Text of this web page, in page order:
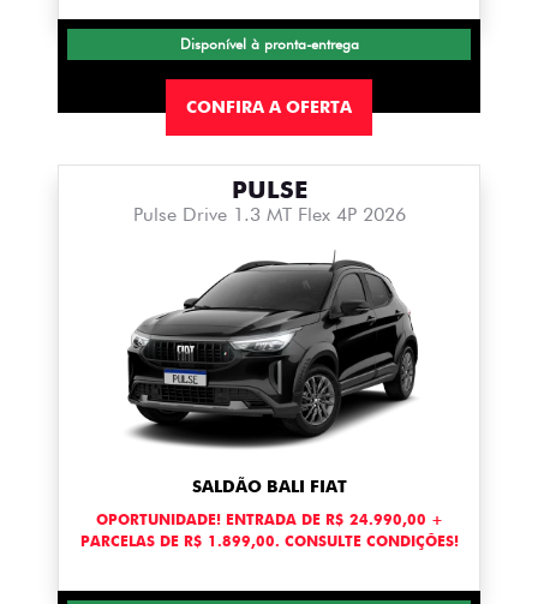
Disponível à pronta-entrega
CONFIRA A OFERTA
PULSE
Pulse Drive 1.3 MT Flex 4P 2026
SALDÃO BALI FIAT
OPORTUNIDADE! ENTRADA DE R$ 24.990,00 +
PARCELAS DE R$ 1.899,00. CONSULTE CONDIÇÕES!